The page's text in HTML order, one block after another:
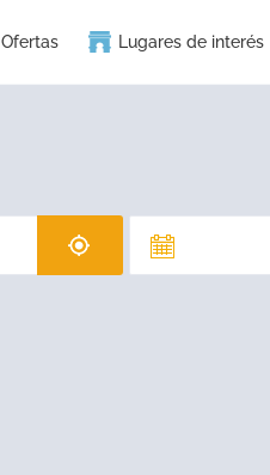
Ofertas Lugares de interés